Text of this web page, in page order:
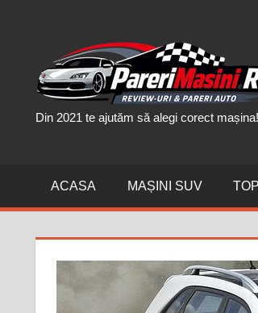
Din 2021 te ajutăm să alegi corect mașina!
ACASA MAȘINI SUV